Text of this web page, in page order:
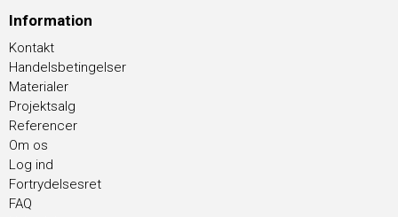
Information
Kontakt
Handelsbetingelser
Materialer
Projektsalg
Referencer
Om os
Log ind
Fortrydelsesret
FAQ